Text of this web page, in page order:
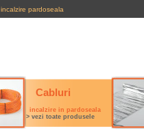
incalzire pardoseala
Cabluri
incalzire in pardoseala
> vezi toate produsele